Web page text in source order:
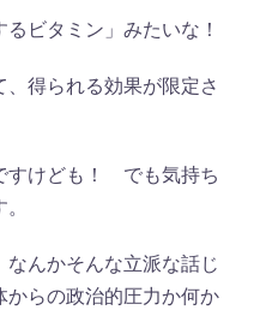
るビタミン」みたいな！
得られる効果が限定さ
すけども！ でも気持ち
んかそんな立派な話じ
からの政治的圧力か何か